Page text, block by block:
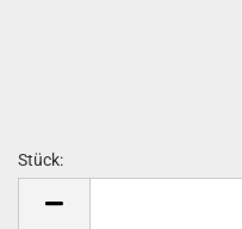
Stück: